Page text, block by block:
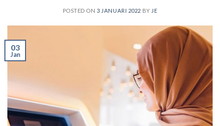
POSTED ON3 JANUARI 2022 BY JE
03
Jan